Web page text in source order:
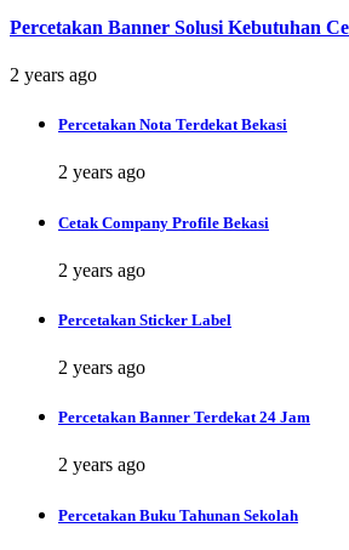
Percetakan Banner Solusi Kebutuhan
2 years ago
Percetakan Nota Terdekat Bekasi
2 years ago
Cetak Company Profile Bekasi
2 years ago
Percetakan Sticker Label
2 years ago
Percetakan Banner Terdekat 24 Jam
2 years ago
Percetakan Buku Tahunan Sekolah